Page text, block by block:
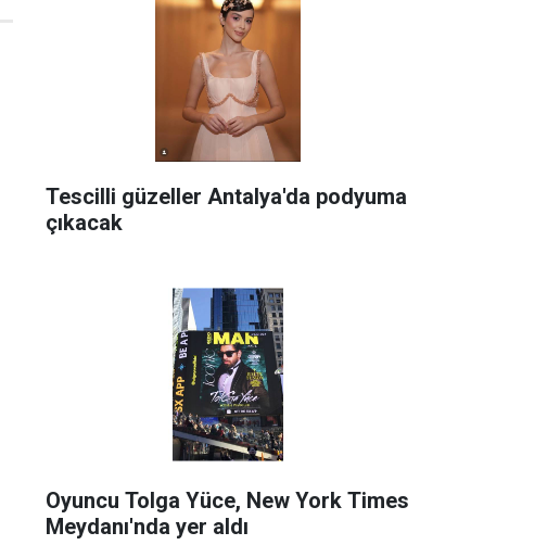
Tescilli güzeller Antalya'da podyuma
çıkacak
Oyuncu Tolga Yüce, New York Times
Meydanı'nda yer aldı